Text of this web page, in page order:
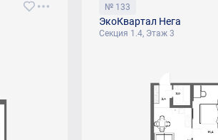
№ 133
ЭкоКвартал Нега
Секция 1.4, Этаж 3